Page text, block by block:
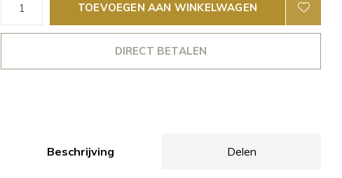
TOEVOEGEN AAN WINKELWAGEN
DIRECT BETALEN
Beschrijving Delen